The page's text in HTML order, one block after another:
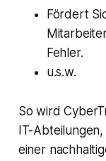
Fördert
Fehler.
u.s.w.
So wird
IT-
einer